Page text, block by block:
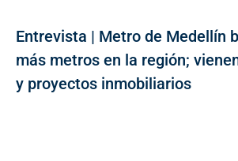
Entrevista | Metro de Medellín
más metros en la región;
y proyectos inmobiliarios